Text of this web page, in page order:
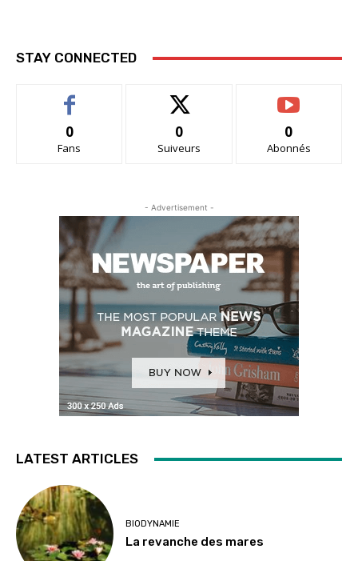
STAY CONNECTED
0
Fans
0
Suiveurs
0
Abonnés
- Advertisement -
LATEST ARTICLES
BIODYNAMIE
La revanche des mares